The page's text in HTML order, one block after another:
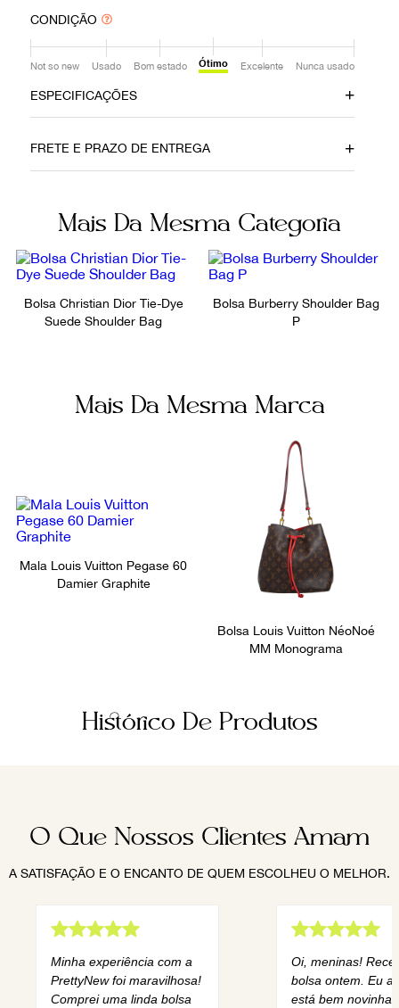
CONDIÇÃO
Not so new Usado Bom estado Ótimo Excelente Nunca usado
ESPECIFICAÇÕES
23112020 Camurça
Amarelo Zíper
Itens Inclusos Número de Série
MB0016
Bolsos internos
Ocasião
Dia a Dia
FRETE E PRAZO DE ENTREGA
Mais Da Mesma Categoria
Bolsa Christian Dior Tie-Dye
Suede Shoulder Bag
Bolsa Burberry Shoulder Bag
P
Mais Da Mesma Marca
Mala Louis Vuitton Pegase 60
Damier Graphite
Bolsa Louis Vuitton NéoNoé
MM Monograma
Histórico De Produtos
O Que Nossos Clientes Amam
A SATISFAÇÃO E O ENCANTO DE QUEM ESCOLHEU O MELHOR.
Minha experiência com a
PrettyNew foi maravilhosa!
Comprei uma linda bolsa
Oi, meninas!
bolsa ontem. Eu
está bem novinha,